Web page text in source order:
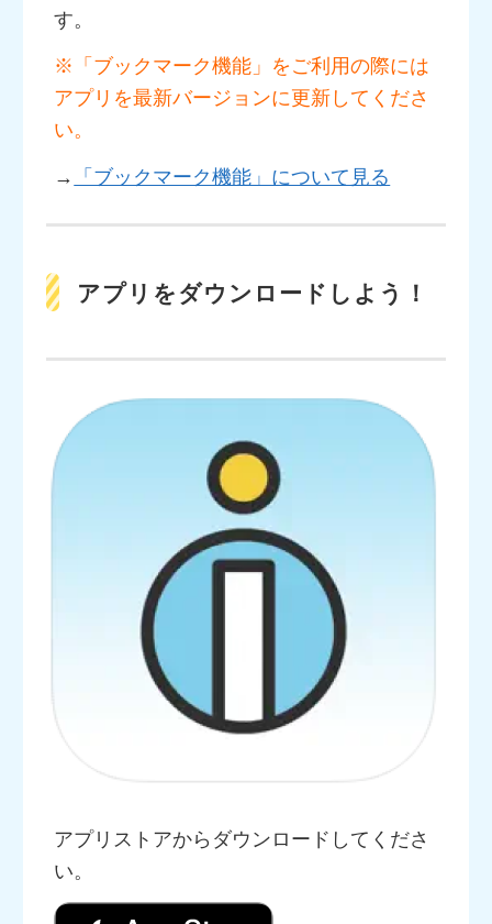
す。
※「ブックマーク機能」をご利用の際には
アプリを最新バージョンに更新してくださ
い。
→ 「ブックマーク機能」について見る
アプリをダウンロードしよう！
アプリストアからダウンロードしてくださ
い。